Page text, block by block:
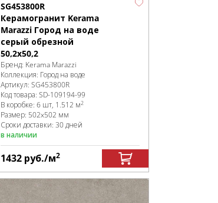
SG453800R
Керамогранит Kerama
Marazzi Город на воде
серый обрезной
50,2х50,2
Бренд: Kerama Marazzi
Коллекция: Город на воде
Артикул: SG453800R
Код товара: SD-109194-99
В коробке: 6 шт, 1.512 м2
Размер: 502x502 мм
Сроки доставки: 30 дней
в наличии
1432 руб./м2